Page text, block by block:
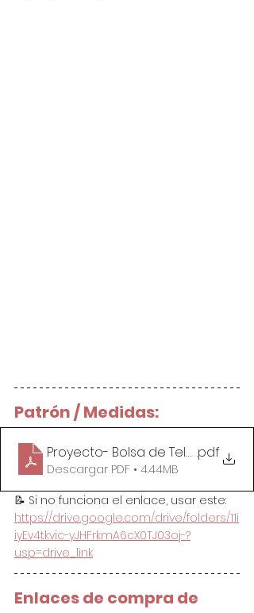
Patrón / Medidas:
Proyecto- Bolsa de Tela para Todo
.pdf
Descargar PDF • 4.44MB
📝 Si no funciona el enlace, usar este:
https://drive.google.com/drive/folders/11i
iyEv4tkvic-yJHFrkmA6cX0TJ03oj-?
usp=drive_link
Enlaces de compra de